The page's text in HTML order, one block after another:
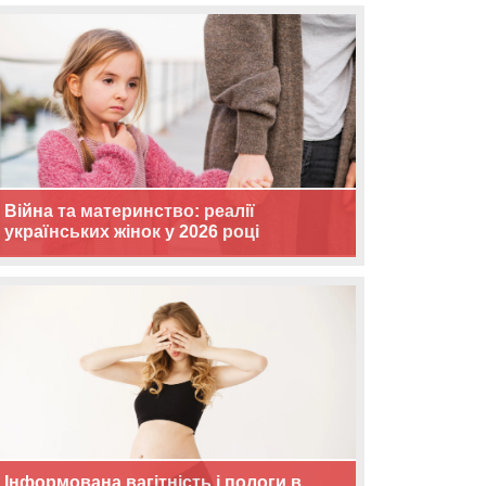
Війна та материнство: реалії
українських жінок у 2026 році
Інформована вагітність і пологи в